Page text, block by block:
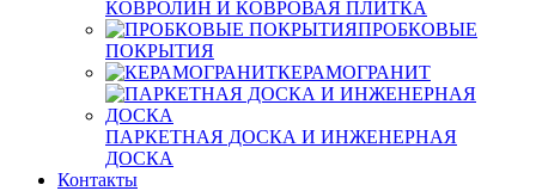
КОВРОЛИН И КОВРОВАЯ ПЛИТКА
ПРОБКОВЫЕ
ПОКРЫТИЯ
КЕРАМОГРАНИТ
ПАРКЕТНАЯ ДОСКА И ИНЖЕНЕРНАЯ
ДОСКА
Контакты